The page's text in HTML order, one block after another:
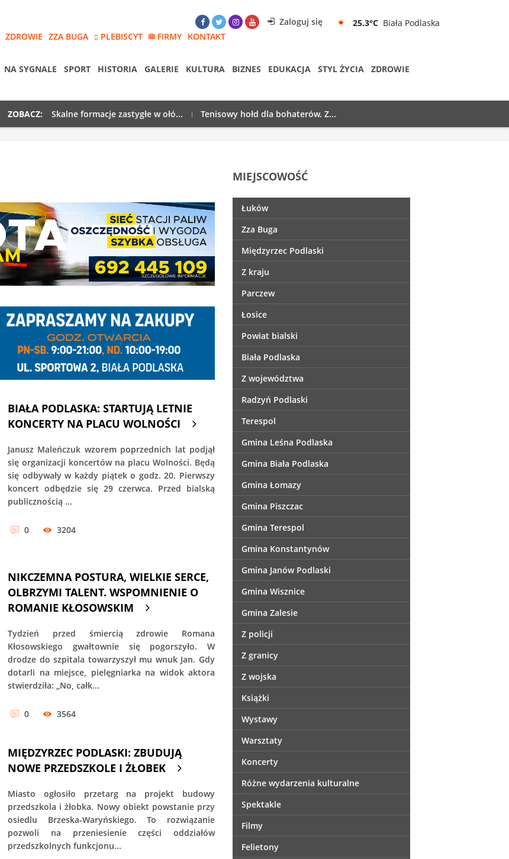
Zaloguj się 25.3°C Biała Podlaska
ZDROWIE ZZA BUGA PLEBISCYT FIRMY KONTAKT
NA SYGNALE SPORT HISTORIA GALERIE KULTURA BIZNES EDUKACJA STYL ŻYCIA
ZDROWIE
ZOBACZ: Skalne formacje zastygłe w ołó...
Tenisowy hołd dla bohaterów. Z...
BIAŁA PODLASKA: STARTUJĄ LETNIE
KONCERTY NA PLACU WOLNOŚCI
Janusz Maleńczuk wzorem poprzednich lat podjął
się organizacji koncertów na placu Wolności. Będą
się odbywały w każdy piątek o godz. 20. Pierwszy
koncert odbędzie się 29 czerwca. Przed bialską
publicznością ...
0 3204
NIKCZEMNA POSTURA, WIELKIE SERCE,
OLBRZYMI TALENT. WSPOMNIENIE O
ROMANIE KŁOSOWSKIM
Tydzień przed śmiercią zdrowie Romana
Kłosowskiego gwałtownie się pogorszyło. W
drodze do szpitala towarzyszył mu wnuk Jan. Gdy
dotarli na miejsce, pielęgniarka na widok aktora
stwierdziła: „No, całk...
0 3564
MIĘDZYRZEC PODLASKI: ZBUDUJĄ
NOWE PRZEDSZKOLE I ŻŁOBEK
Miasto ogłosiło przetarg na projekt budowy
przedszkola i żłobka. Nowy obiekt powstanie przy
osiedlu Brzeska-Waryńskiego. To rozwiązanie
pozwoli na przeniesienie części oddziałów
przedszkolnych funkcjonu...
MIEJSCOWOŚĆ
Łuków
Zza Buga
Międzyrzec Podlaski
Z kraju
Parczew
Łosice
Powiat bialski
Biała Podlaska
Z województwa
Radzyń Podlaski
Terespol
Gmina Leśna Podlaska
Gmina Biała Podlaska
Gmina Łomazy
Gmina Piszczac
Gmina Terespol
Gmina Konstantynów
Gmina Janów Podlaski
Gmina Wisznice
Gmina Zalesie
Z policji
Z granicy
Z wojska
Książki
Wystawy
Warsztaty
Koncerty
Różne wydarzenia kulturalne
Spektakle
Filmy
Felietony